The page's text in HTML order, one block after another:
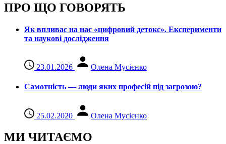
ПРО ЩО ГОВОРЯТЬ
Як впливає на нас «цифровий детокс». Експерименти
та наукові дослідження
23.01.2026 Олена Мусієнко
Самотність — люди яких професій під загрозою?
25.02.2020 Олена Мусієнко
МИ ЧИТАЄМО